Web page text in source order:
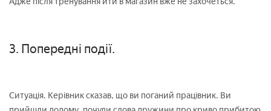
3. Попередні події.
Ситуація. Керівник сказав, що ви поганий працівник. Ви